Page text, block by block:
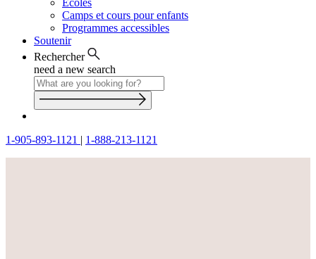
Écoles
Camps et cours pour enfants
Programmes accessibles
Soutenir
Rechercher
need a new search
1-905-893-1121 | 1-888-213-1121